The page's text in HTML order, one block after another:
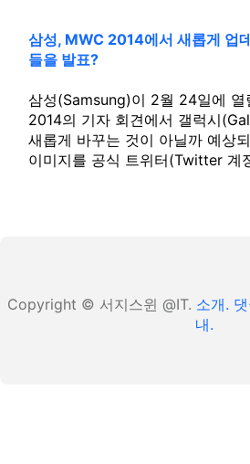
삼성, MWC 2014에서 새롭게 업
들을 발표?
삼성(Samsung)이 2월 24일에 열
2014의 기자 회견에서 갤럭시
새롭게 바꾸는 것이 아닐까 예상
이미지를 공식 트위터(Twitter 계
Copyright © 서지스윈 @IT. 소개.
내.